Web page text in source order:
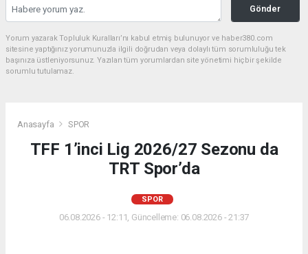
Gönder
Yorum yazarak Topluluk Kuralları’nı kabul etmiş bulunuyor ve haber380.com
sitesine yaptığınız yorumunuzla ilgili doğrudan veya dolaylı tüm sorumluluğu tek
başınıza üstleniyorsunuz. Yazılan tüm yorumlardan site yönetimi hiçbir şekilde
sorumlu tutulamaz.
Anasayfa SPOR
TFF 1’inci Lig 2026/27 Sezonu da
TRT Spor’da
SPOR
06.08.2026 - 12:11, Güncelleme: 06.08.2026 - 21:37